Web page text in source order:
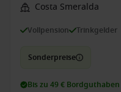
Costa Smeralda
Vollpension Trinkgelder
Sonderpreise
Bis zu 49 € Bordguthaben